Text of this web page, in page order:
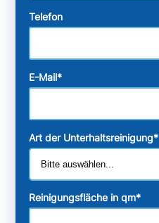
Telefon
E-Mail*
Art der Unterhaltsreinigung*
Reinigungsfläche in qm*